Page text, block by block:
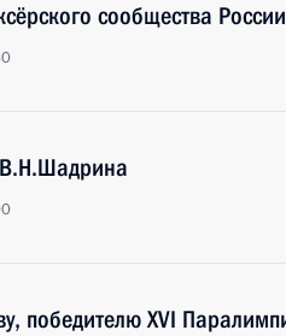
сообщества России
победителю XVI